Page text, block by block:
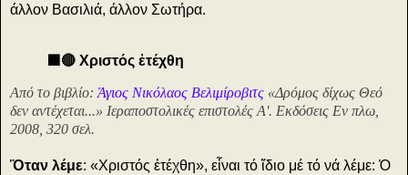
άλλον Βασιλιά, άλλον Σωτήρα.
🟩🔴 Χριστός ἐτέχθη
Από το βιβλίο:Άγιος Νικόλαος Βελιμίροβιτς «Δρόμος δίχως Θεό
δεν αντέχεται...» Ιεραποστολικές επιστολές Α'. Εκδόσεις Εν πλω,
2008, 320 σελ.
Ὅταν λέμε: «Χριστός ἐτέχθη», εἶναι τό ἴδιο μέ τό νά λέμε: Ὁ